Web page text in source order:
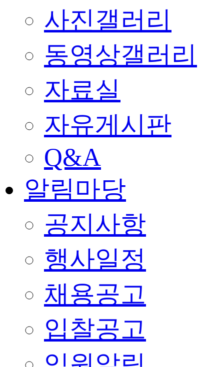
사진갤러리
동영상갤러리
자료실
자유게시판
Q&A
알림마당
공지사항
행사일정
채용공고
입찰공고